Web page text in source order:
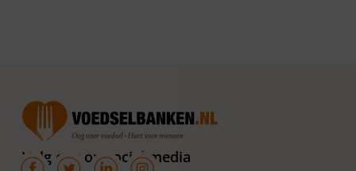
van 10.00 –
16.00 uur. Op
de vrijdagen
Volg ons op social media